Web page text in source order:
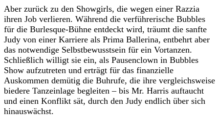
Aber zurück zu den Showgirls, die wegen einer Razzia
ihren Job verlieren. Während die verführerische Bubbles
für die Burlesque-Bühne entdeckt wird, träumt die sanfte
Judy von einer Karriere als Prima Ballerina, entbehrt aber
das notwendige Selbstbewusstsein für ein Vortanzen.
Schließlich willigt sie ein, als Pausenclown in Bubbles
Show aufzutreten und erträgt für das finanzielle
Auskommen demütig die Buhrufe, die ihre vergleichsweise
biedere Tanzeinlage begleiten – bis Mr. Harris auftaucht
und einen Konflikt sät, durch den Judy endlich über sich
hinauswächst.